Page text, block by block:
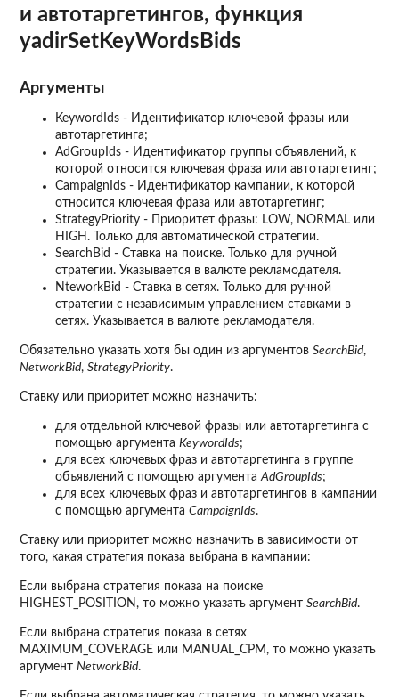
и автотаргетингов, функция
yadirSetKeyWordsBids
Аргументы
KeywordIds - Идентификатор ключевой фразы или
автотаргетинга;
AdGroupIds - Идентификатор группы объявлений, к
которой относится ключевая фраза или автотаргетинг;
CampaignIds - Идентификатор кампании, к которой
относится ключевая фраза или автотаргетинг;
StrategyPriority - Приоритет фразы: LOW, NORMAL или
HIGH. Только для автоматической стратегии.
SearchBid - Ставка на поиске. Только для ручной
стратегии. Указывается в валюте рекламодателя.
NteworkBid - Ставка в сетях. Только для ручной
стратегии с независимым управлением ставками в
сетях. Указывается в валюте рекламодателя.
Обязательно указать хотя бы один из аргументов SearchBid,
NetworkBid, StrategyPriority.
Ставку или приоритет можно назначить:
для отдельной ключевой фразы или автотаргетинга с
помощью аргумента KeywordIds;
для всех ключевых фраз и автотаргетинга в группе
объявлений с помощью аргументаAdGroupIds;
для всех ключевых фраз и автотаргетингов в кампании
с помощью аргумента CampaignIds.
Ставку или приоритет можно назначить в зависимости от
того, какая стратегия показа выбрана в кампании:
Если выбрана стратегия показа на поиске
HIGHEST_POSITION, то можно указать аргумент SearchBid.
Если выбрана стратегия показа в сетях
MAXIMUM_COVERAGE или MANUAL_CPM, то можно указать
аргумент NetworkBid.